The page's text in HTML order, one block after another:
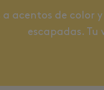
acentos de color
escapadas. Tu